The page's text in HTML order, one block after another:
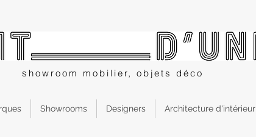
showroom mobilier, objets déco
Showrooms Designers Architecture d'intérieur